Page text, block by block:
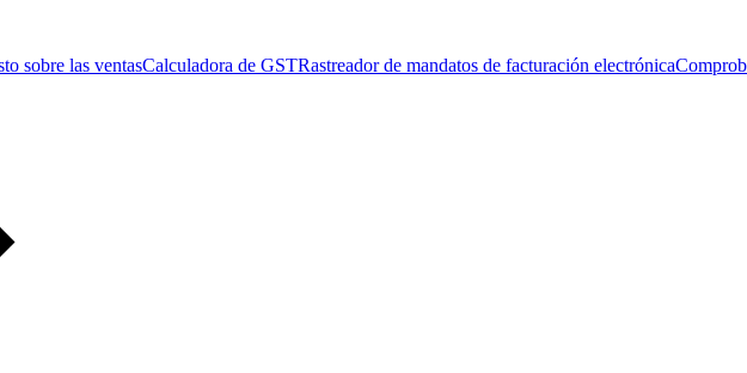
sobre las ventasCalculadora de GSTRastreador de mandatos de facturación electrónica